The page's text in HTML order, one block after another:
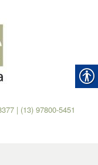
| (13) 97800-5451